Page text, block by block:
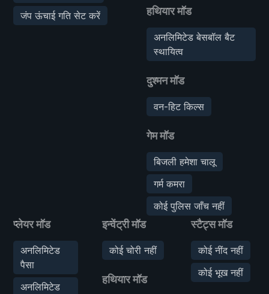
जंप ऊंचाई गति सेट करें
हथियार मॉड
अनलिमिटेड बेसबॉल बैट
स्थायित्व
दुश्मन मॉड
वन-हिट किल्स
गेम मॉड
बिजली हमेशा चालू
गर्म कमरा
कोई पुलिस जाँच नहीं
प्लेयर मॉड
अनलिमिटेड
पैसा
अनलिमिटेड
इन्वेंट्री मॉड
कोई चोरी नहीं
हथियार मॉड
स्टैट्स मॉड
कोई नींद नहीं
कोई भूख नहीं